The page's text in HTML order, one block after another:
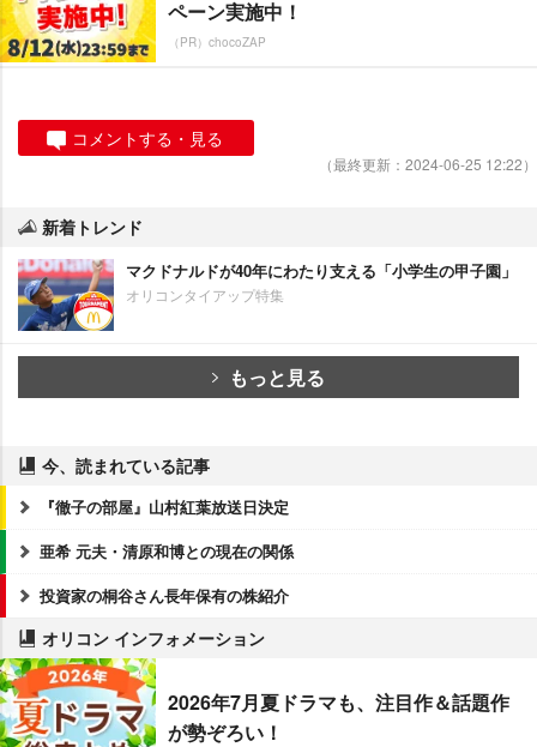
ペーン実施中！
（PR）chocoZAP
コメントする・見る
（最終更新：2024-06-25 12:22）
新着トレンド
マクドナルドが40年にわたり支える「小学生の甲子園」
オリコンタイアップ特集
もっと見る
今、読まれている記事
『徹子の部屋』山村紅葉放送日決定
亜希 元夫・清原和博との現在の関係
投資家の桐谷さん長年保有の株紹介
オリコン インフォメーション
2026年7月夏ドラマも、注目作＆話題作
が勢ぞろい！